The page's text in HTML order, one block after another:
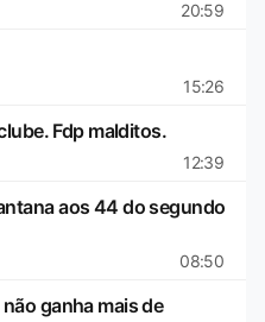
20:59
15:26
Fdp malditos.
12:39
aos 44 do segundo
08:50
ganha mais de